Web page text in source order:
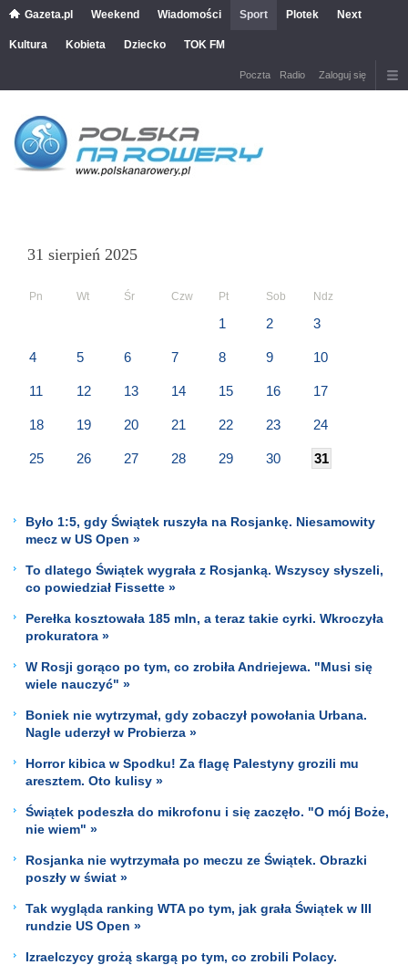
Gazeta.pl Weekend Wiadomości Sport Plotek Next
Kultura Kobieta Dziecko TOK FM
Poczta Radio Zaloguj się
31 sierpień 2025
Pn Wt Śr Czw Pt Sob Ndz
1 2 3
4 5 6 7 8 9 10
11 12 13 14 15 16 17
18 19 20 21 22 23 24
25 26 27 28 29 30 31
Było 1:5, gdy Świątek ruszyła na Rosjankę. Niesamowity
mecz w US Open »
To dlatego Świątek wygrała z Rosjanką. Wszyscy słyszeli,
co powiedział Fissette »
Perełka kosztowała 185 mln, a teraz takie cyrki. Wkroczyła
prokuratora »
W Rosji gorąco po tym, co zrobiła Andriejewa. "Musi się
wiele nauczyć" »
Boniek nie wytrzymał, gdy zobaczył powołania Urbana.
Nagle uderzył w Probierza »
Horror kibica w Spodku! Za flagę Palestyny grozili mu
aresztem. Oto kulisy »
Świątek podeszła do mikrofonu i się zaczęło. "O mój Boże,
nie wiem" »
Rosjanka nie wytrzymała po meczu ze Świątek. Obrazki
poszły w świat »
Tak wygląda ranking WTA po tym, jak grała Świątek w III
rundzie US Open »
Izraelczycy grożą skargą po tym, co zrobili Polacy.